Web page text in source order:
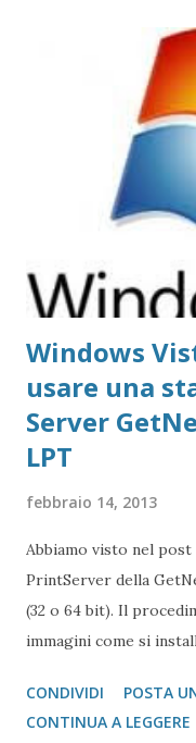
disponibili, su
Network Prnt Server
sulla disposizione di
seguente schermata
Port TCP/IP, e si
dell'installazione della
Windows
usare una
Server
LPT
febbraio 14, 2013
Abbiamo visto nel
PrintServer della
(32 o 64 bit). Il
immagini come si
Articoli Correlati
stampante sul Print
CONDIVIDI
POSTA
CONTINUA A LEGGERE